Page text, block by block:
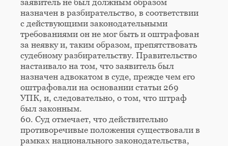
заявитель не был должным образом
назначен в разбирательство, в соответствии
с действующими законодательными
требованиями он не мог быть и оштрафован
за неявку и, таким образом, препятствовать
судебному разбирательству. Правительство
настаивало на том, что заявитель был
назначен адвокатом в суде, прежде чем его
оштрафовали на основании статьи 269
УПК, и, следовательно, о том, что штраф
был законным.
60. Суд отмечает, что действительно
противоречивые положения существовали в
рамках национального законодательства,